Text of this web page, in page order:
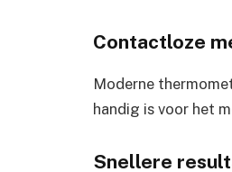
Contactloze
Moderne
handig is voor het
Snellere